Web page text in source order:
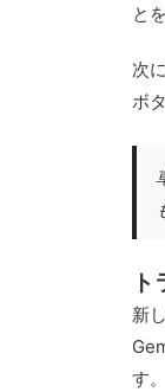
と
次
ボ
新
す